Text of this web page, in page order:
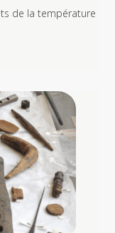
de la température